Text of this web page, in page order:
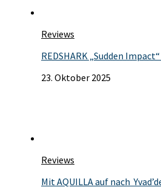
Reviews
REDSHARK „Sudden
23. Oktober 2025
Reviews
Mit AQUILLA auf nach